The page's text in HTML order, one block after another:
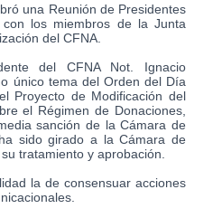
una Reunión de Presidentes
los miembros de la Junta
del CFNA.
del CFNA Not. Ignacio
único tema del Orden del Día
Proyecto de Modificación del
el Régimen de Donaciones,
sanción de la Cámara de
sido girado a la Cámara de
tratamiento y aprobación.
la de consensuar acciones